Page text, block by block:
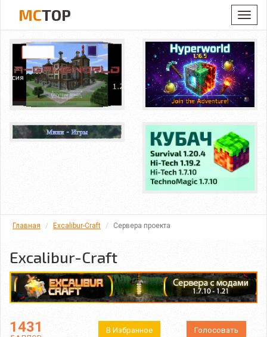
MCTOP
Главная Excalibur-Craft Сервера проекта
Excalibur-Craft
1431 В Избранное Голосовать